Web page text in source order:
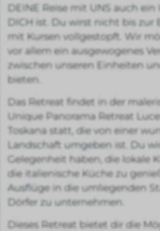
DEINE Reise mit UNS auch ein
DICH ist. Du wirst nicht bis zur
mit Kursen vollgestopft. Wir
vor allem ein ausgewogenes
zwischen unseren Einheiten
bieten.
Das Retreat findet in der
Unique Panorama Retreat
Toskana statt, die von einer
Landschaft umgeben ist. Du
Gelegenheit haben, die lokale
die italienische Küche zu
Ausflüge in die umliegenden
Dörfer zu unternehmen.
Dieses Retreat bietet dir die